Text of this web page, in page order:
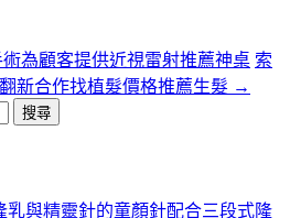
為顧客提供近視雷射推薦神桌 索
新合作找植髮價格推薦生髮 →
乳與精靈針的童顏針配合三段式隆